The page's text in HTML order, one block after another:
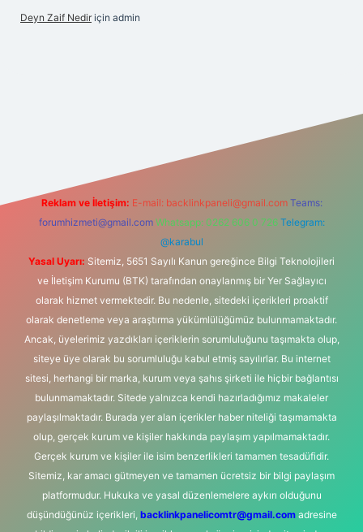
Deyn Zaif Nedir için admin
Reklam ve İletişim: E-mail: backlinkpaneli@gmail.com Teams:
forumhizmeti@gmail.com Whatsapp: 0262 606 0 726 Telegram:
@karabul
Yasal Uyarı: Sitemiz, 5651 Sayılı Kanun gereğince Bilgi Teknolojileri
ve İletişim Kurumu (BTK) tarafından onaylanmış bir Yer Sağlayıcı
olarak hizmet vermektedir. Bu nedenle, sitedeki içerikleri proaktif
olarak denetleme veya araştırma yükümlülüğümüz bulunmamaktadır.
Ancak, üyelerimiz yazdıkları içeriklerin sorumluluğunu taşımakta olup,
siteye üye olarak bu sorumluluğu kabul etmiş sayılırlar. Bu internet
sitesi, herhangi bir marka, kurum veya şahıs şirketi ile hiçbir bağlantısı
bulunmamaktadır. Sitede yalnızca kendi hazırladığımız makaleler
paylaşılmaktadır. Burada yer alan içerikler haber niteliği taşımamakta
olup, gerçek kurum ve kişiler hakkında paylaşım yapılmamaktadır.
Gerçek kurum ve kişiler ile isim benzerlikleri tamamen tesadüfidir.
Sitemiz, kar amacı gütmeyen ve tamamen ücretsiz bir bilgi paylaşım
platformudur. Hukuka ve yasal düzenlemelere aykırı olduğunu
düşündüğünüz içerikleri, backlinkpanelicomtr@gmail.comadresine